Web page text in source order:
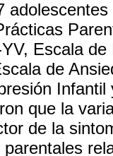
Escala
de
que la
de la